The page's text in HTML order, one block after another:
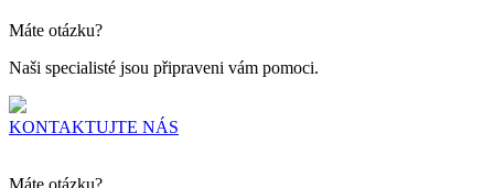
Máte otázku?
Naši specialisté jsou připraveni vám pomoci.
KONTAKTUJTE NÁS
Máte otázku?